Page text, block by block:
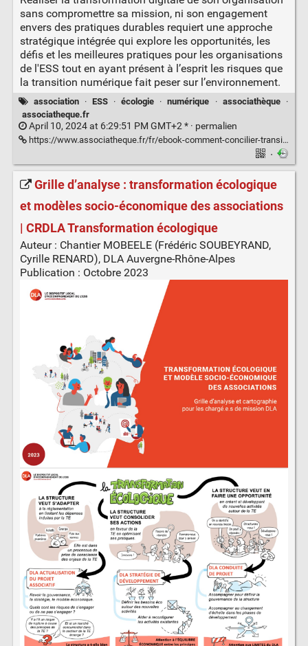
sans compromettre sa mission, ni son engagement
envers des pratiques durables requiert une approche
stratégique intégrée qui explore les opportunités, les
défis et les meilleures pratiques pour les organisations
de l'ESS tout en ayant présent à l’esprit les risques que
la transition numérique fait peser sur l’environnement.
association · ESS · écologie · numérique · associathèque
·
associatheque.fr
April 10, 2024 at 6:29:51 PM GMT+2 * · permalien
https://www.associatheque.fr/fr/ebook-comment-concilier-transitions-numerique-ecologique.html
·
Grille d’analyse : transformation écologique
et modèles socio-économique des associations
| CRDLA Transformation écologique
Auteur : Chantier MOBEELE (Frédéric SOUBEYRAND,
Cyrille RENARD), DLA Auvergne-Rhône-Alpes
Publication : Octobre 2023